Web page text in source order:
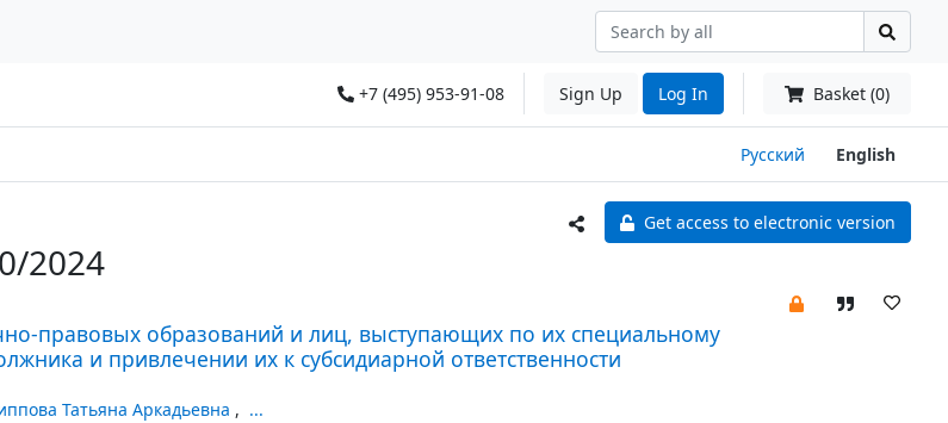
+7 (495) 953-91-08 Sign Up Log In Basket (0)
Русский English
Get access to electronic version
2024
правовых образований и лиц, выступающих по их специальному
и привлечении их к субсидиарной ответственности
Татьяна Аркадьевна , ...